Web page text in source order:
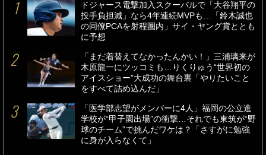
ドジャース電撃加入スクーバルで「大谷翔平の
投手負担減」なら4年連続MVPも…「鈴木誠也
の同僚PCAを射程圏内」サイ・ヤング賞ととも
に予想
「まだ着替えてなかったんかい！」三浦璃来が
木原龍一にツッコミも…りくりゅう“世界初の
アイスショー”大成功の舞台裏「やりたいこと
をすべて詰め込んだ」
「医学部志望がメンバーに4人」福岡の公立進
学校が“甲子園出場”の衝撃…それでも東筑が“野
球のチーム”で挑んだワケは？「さすがに勉強
に身が入らなくて」